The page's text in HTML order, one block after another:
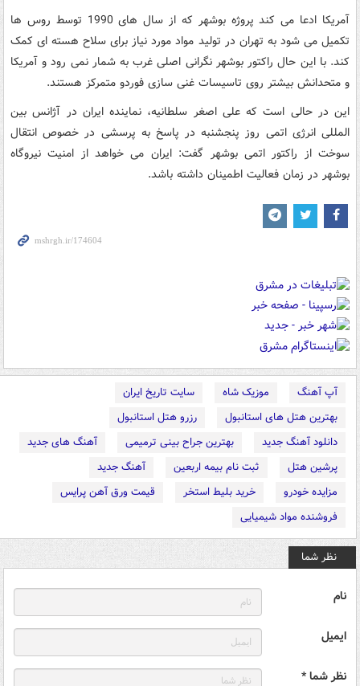
آمریکا ادعا می کند پروژه بوشهر که از سال های 1990 توسط روس ها
تکمیل می شود به تهران در تولید مواد مورد نیاز برای سلاح هسته ای کمک
کند. با این حال راکتور بوشهر نگرانی اصلی غرب به شمار نمی رود و آمریکا
و متحدانش بیشتر روی تاسیسات غنی سازی فوردو متمرکز هستند.
این در حالی است که علی اصغر سلطانیه، نماینده ایران در آژانس بین
المللی انرژی اتمی روز پنجشنبه در پاسخ به پرسشی در خصوص انتقال
سوخت از راکتور اتمی بوشهر گفت: ایران می خواهد از امنیت نیروگاه
بوشهر در زمان فعالیت اطمینان داشته باشد.
آپ آهنگ موزیک شاه
سایت تاریخ ایران
بهترین هتل های استانبول
رزرو هتل استانبول
دانلود آهنگ جدید
بهترین جراح بینی ترمیمی
آهنگ های جدید
پرشین هتل
ثبت نام بیمه اربعین
آهنگ جدید
مزایده خودرو
خرید بلیط استخر
قیمت ورق آهن پرایس
فروشنده مواد شیمیایی
نظر شما
نام
ایمیل
نظر شما *